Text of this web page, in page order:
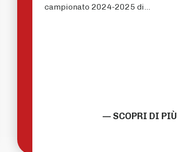
campionato 2024-2025 di…
— SCOPRI DI PIÙ